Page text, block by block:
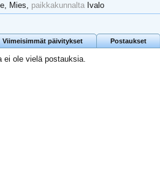
, Mies, paikkakunnalta Ivalo
Viimeisimmät päivitykset Postaukset
ei ole vielä postauksia.